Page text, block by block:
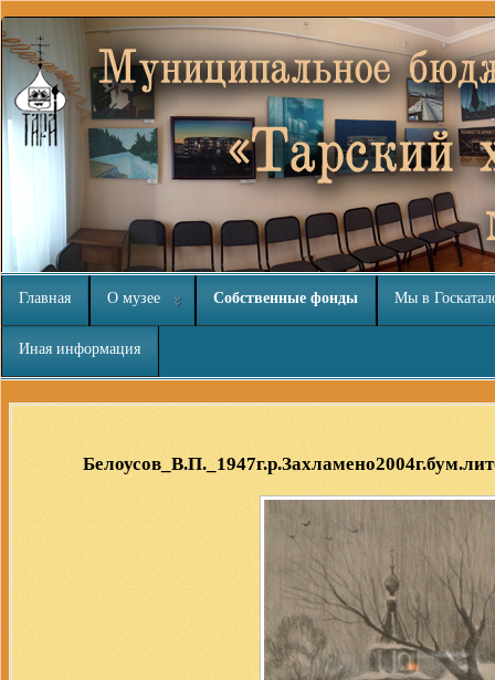
Главная О музее Собственные фонды Мы в
Иная информация